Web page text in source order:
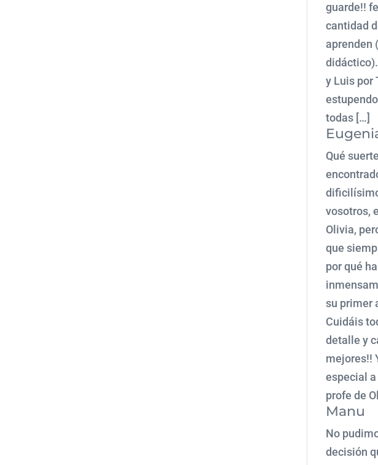
guarde!!
cantidad
aprenden
y Luis por
todas […]
Qué
vosotros,
Olivia,
que
por qué
su primer
Cuidáis
detalle y
mejores!!
especial
profe de
Manu
No
decisión